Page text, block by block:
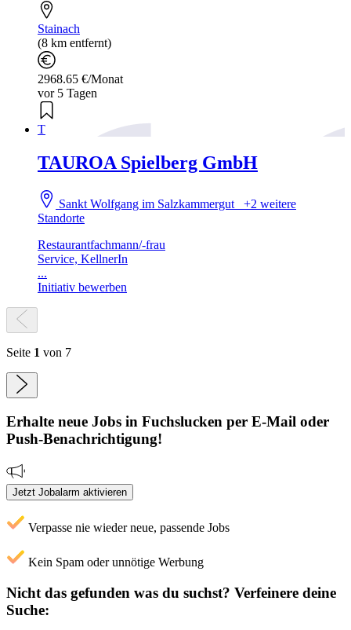
Stainach
(8 km entfernt)
2968.65 €/Monat
vor 5 Tagen
T
TAUROA Spielberg GmbH
Sankt Wolfgang im Salzkammergut+2 weitere
Standorte
Restaurantfachmann/-frau
Service, KellnerIn
...
Initiativ bewerben
Seite 1 von 7
Erhalte neue Jobs in Fuchslucken per E-Mail oder
Push-Benachrichtigung!
Jetzt Jobalarm aktivieren
Verpasse nie wieder neue, passende Jobs
Kein Spam oder unnötige Werbung
Nicht das gefunden was du suchst? Verfeinere deine
Suche: